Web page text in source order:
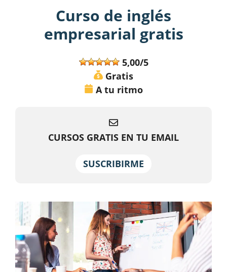
Curso de inglés
empresarial gratis
5,00/5
Gratis
A tu ritmo
CURSOS GRATIS EN TU EMAIL
SUSCRIBIRME